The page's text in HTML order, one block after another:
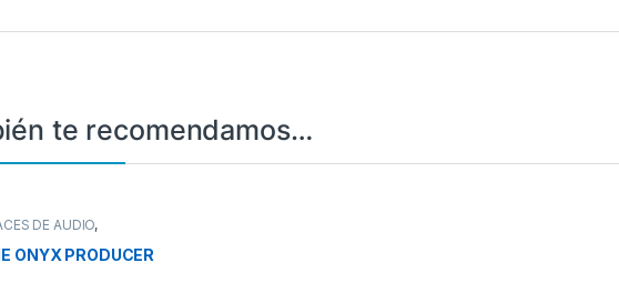
te recomendamos…
DE AUDIO,
ONYX PRODUCER